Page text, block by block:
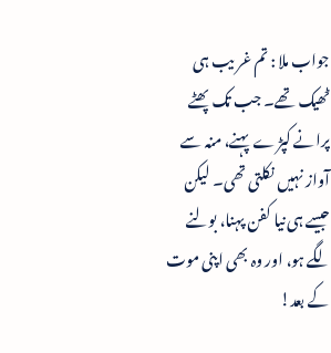
جواب ملا : تم غریب ہی
ٹھیک تھے۔ جب تک پھٹے
پرانے کپڑے پہنے، منہ سے
آواز نہیں نکلتی تھی۔ لیکن
جیسے ہی نیا کفن پہنا، بولنے
لگے ہو، اور وہ بھی اپنی موت
کے بعد!